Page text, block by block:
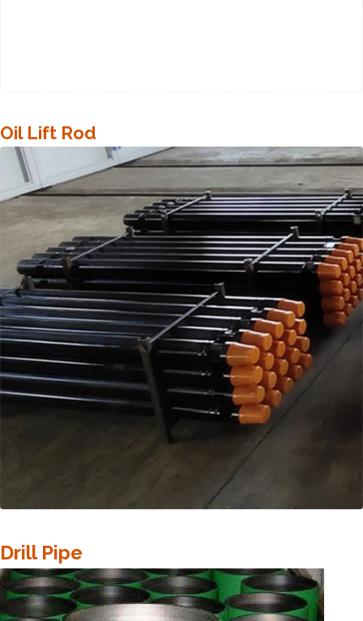
Oil Lift Rod
Drill Pipe